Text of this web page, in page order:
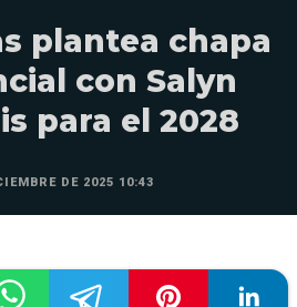
plantea chapa
con Salyn
para el 2028
DE 2025 10:43